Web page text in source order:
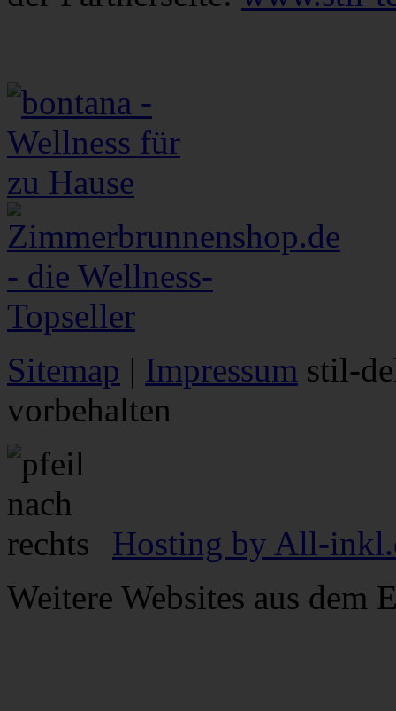
Sitemap | Impressum stil-
vorbehalten
Hosting by All-
Weitere Websites aus dem